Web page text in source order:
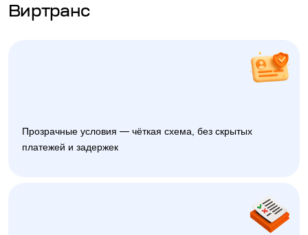
Виртранс
Прозрачные условия — чёткая схема, без скрытых
платежей и задержек